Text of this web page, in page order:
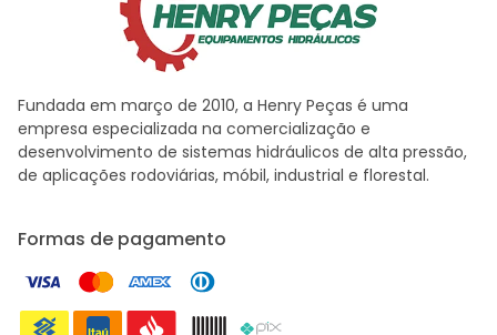
Fundada em março de 2010, a Henry Peças é uma
empresa especializada na comercialização e
desenvolvimento de sistemas hidráulicos de alta pressão,
de aplicações rodoviárias, móbil, industrial e florestal.
Formas de pagamento